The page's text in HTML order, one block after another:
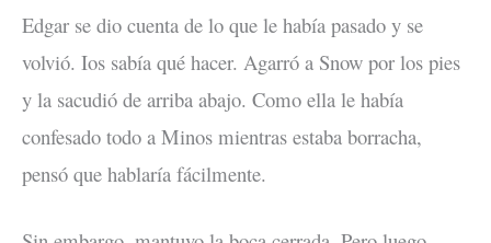
Edgar se dio cuenta de lo que le había pasado y se
volvió. Ios sabía qué hacer. Agarró a Snow por los pies
y la sacudió de arriba abajo. Como ella le había
confesado todo a Minos mientras estaba borracha,
pensó que hablaría fácilmente.